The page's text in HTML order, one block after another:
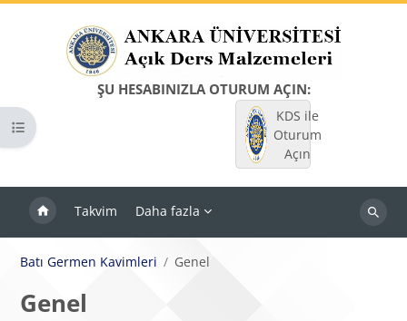
ŞU HESABINIZLA OTURUM AÇIN:
KDS ile
Oturum
Açın
Takvim Daha fazla
Dersleri
Kurs dizinini aç
Batı Germen Kavimleri Genel
Genel